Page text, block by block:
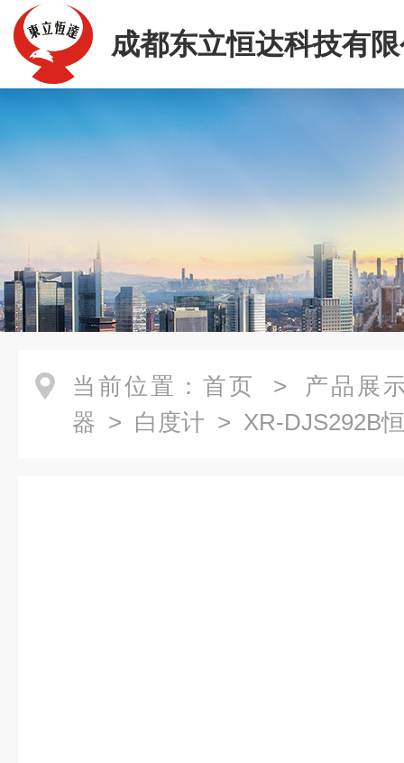
成都东立恒达科技有
当前位置： 首页 > 产品展
器 > 白度计 > XR-DJS292B